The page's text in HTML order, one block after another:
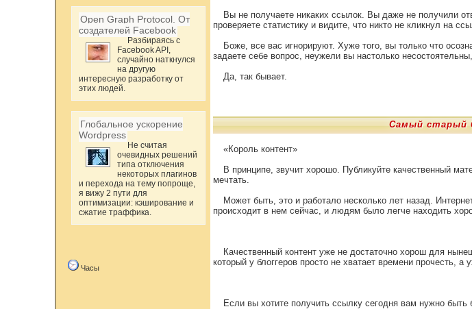
Open Graph Protocol. От
создателей Facebook
Разбираясь с
Facebook API,
случайно наткнулся
на другую
интересную разработку от
этих людей.
Глобальное ускорение
Wordpress
Не считая
очевидных решений
типа отключения
некоторых плагинов
и перехода на тему попроще,
я вижу 2 пути для
оптимизации: кэширование и
сжатие траффика.
Часы
Вы не получаете никаких ссылок. Вы даже не получили
проверяете статистику и видите, что никто не кликнул на
Боже, все вас игнорируют. Хуже того, вы только что
задаете себе вопрос, неужели вы настолько
Да, так бывает.
Самый старый
«Король контент»
В принципе, звучит хорошо. Публикуйте качественный
мечтать.
Может быть, это и работало несколько лет назад.
происходит в нем сейчас, и людям было легче находить
Качественный контент уже не достаточно хорош для
который у блоггеров просто не хватает времени прочесть, а
Если вы хотите получить ссылку сегодня вам нужно